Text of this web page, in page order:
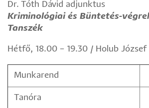
Dr. Tóth Dávid adjunktus
Kriminológiai és Büntetés-
Tanszék
Hétfő, 18.00 – 19.30 / Holub
Munkarend
Tanóra